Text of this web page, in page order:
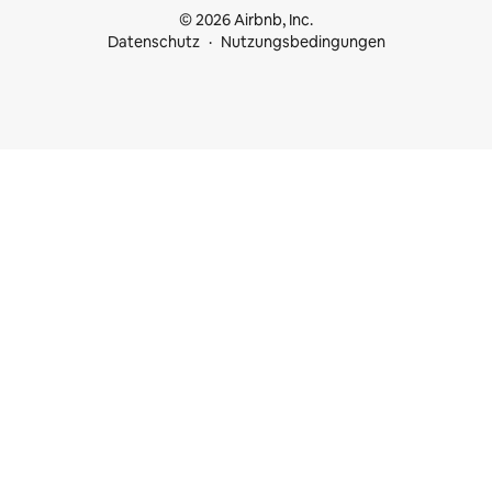
© 2026 Airbnb, Inc.
Datenschutz
Nutzungsbedingungen